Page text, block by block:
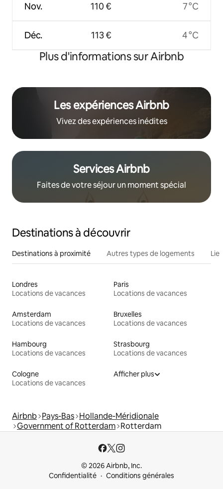
Nov.
Déc.
110 €
113 €
7 °C
4 °C
Plus d'informations sur Airbnb
Les expériences Airbnb
Vivez des expériences inédites
Services Airbnb
Faites de votre séjour un moment spécial
Destinations à découvrir
Destinations à proximité Autres types de logements
Londres
Locations de vacances
Paris
Locations de vacances
Amsterdam
Locations de vacances
Bruxelles
Locations de vacances
Hambourg
Locations de vacances
Strasbourg
Locations de vacances
Cologne
Locations de vacances
Afficher plus
Airbnb Pays-Bas Hollande-Méridionale
Government of Rotterdam Rotterdam
© 2026 Airbnb, Inc.
Confidentialité
Conditions générales